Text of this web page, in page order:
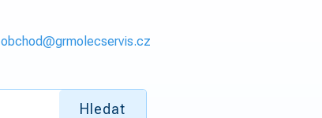
obchod@grmolecservis.cz
Hledat